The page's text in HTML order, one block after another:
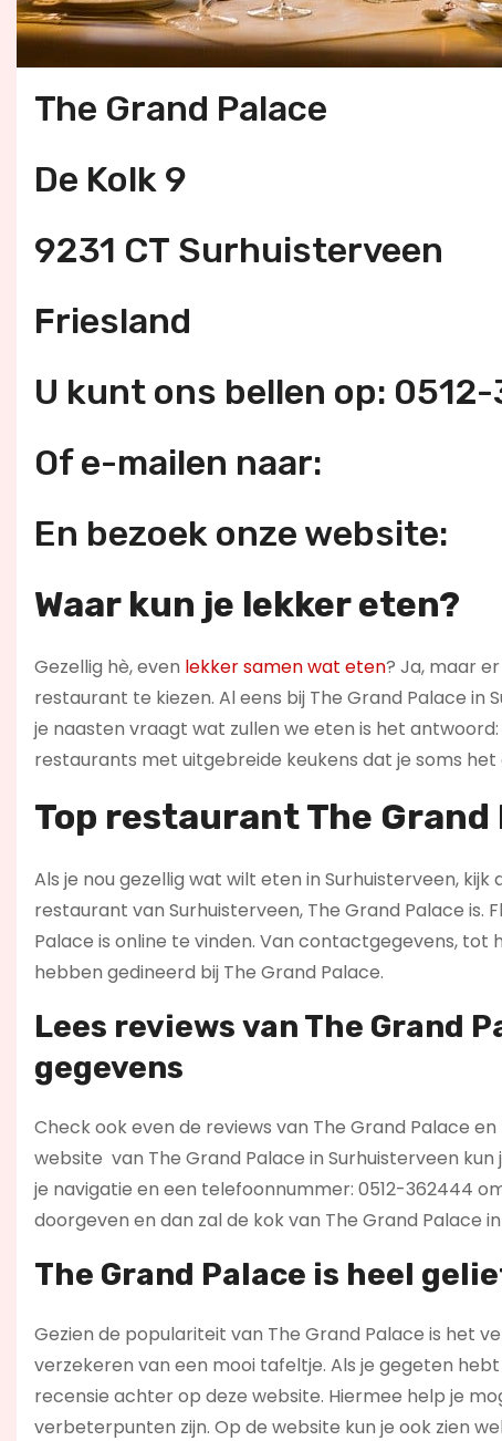
The Grand Palace
De Kolk 9
9231 CT Surhuisterveen
Friesland
U kunt ons bellen op:
Of e-mailen naar:
En bezoek onze website:
Waar kun je lekker eten?
Gezellig hè, even lekker samen wat eten? Ja, maar
restaurant te kiezen. Al eens bij The Grand Palace in
je naasten vraagt wat zullen we eten is het antwoord:
restaurants met uitgebreide keukens dat je soms
Top restaurant The
Als je nou gezellig wat wilt eten in Surhuisterveen,
restaurant van Surhuisterveen, The Grand Palace is.
Palace is online te vinden. Van contactgegevens,
hebben gedineerd bij The Grand Palace.
Lees reviews van The Grand
gegevens
Check ook even de reviews van The Grand Palace
website van The Grand Palace in Surhuisterveen
je navigatie en een telefoonnummer: 0512-362444
doorgeven en dan zal de kok van The Grand Palace
The Grand Palace is heel
Gezien de populariteit van The Grand Palace is het
verzekeren van een mooi tafeltje. Als je gegeten
recensie achter op deze website. Hiermee help je
verbeterpunten zijn. Op de website kun je ook zien